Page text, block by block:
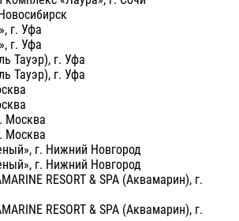
г. Уфа
г. Уфа
Тауэр), г. Уфа
Тауэр), г. Уфа
Москва
Москва
г. Нижний Новгород
г. Нижний Новгород
RESORT & SPA (Аквамарин), г.
RESORT & SPA (Аквамарин), г.